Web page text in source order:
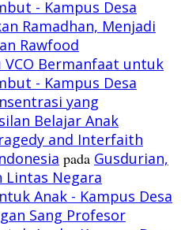
- Kampus Desa
Ramadhan, Menjadi
Rawfood
VCO Bermanfaat untuk
- Kampus Desa
yang
Belajar Anak
and Interfaith
pada Gusdurian,
Lintas Negara
Anak - Kampus Desa
Sang Profesor